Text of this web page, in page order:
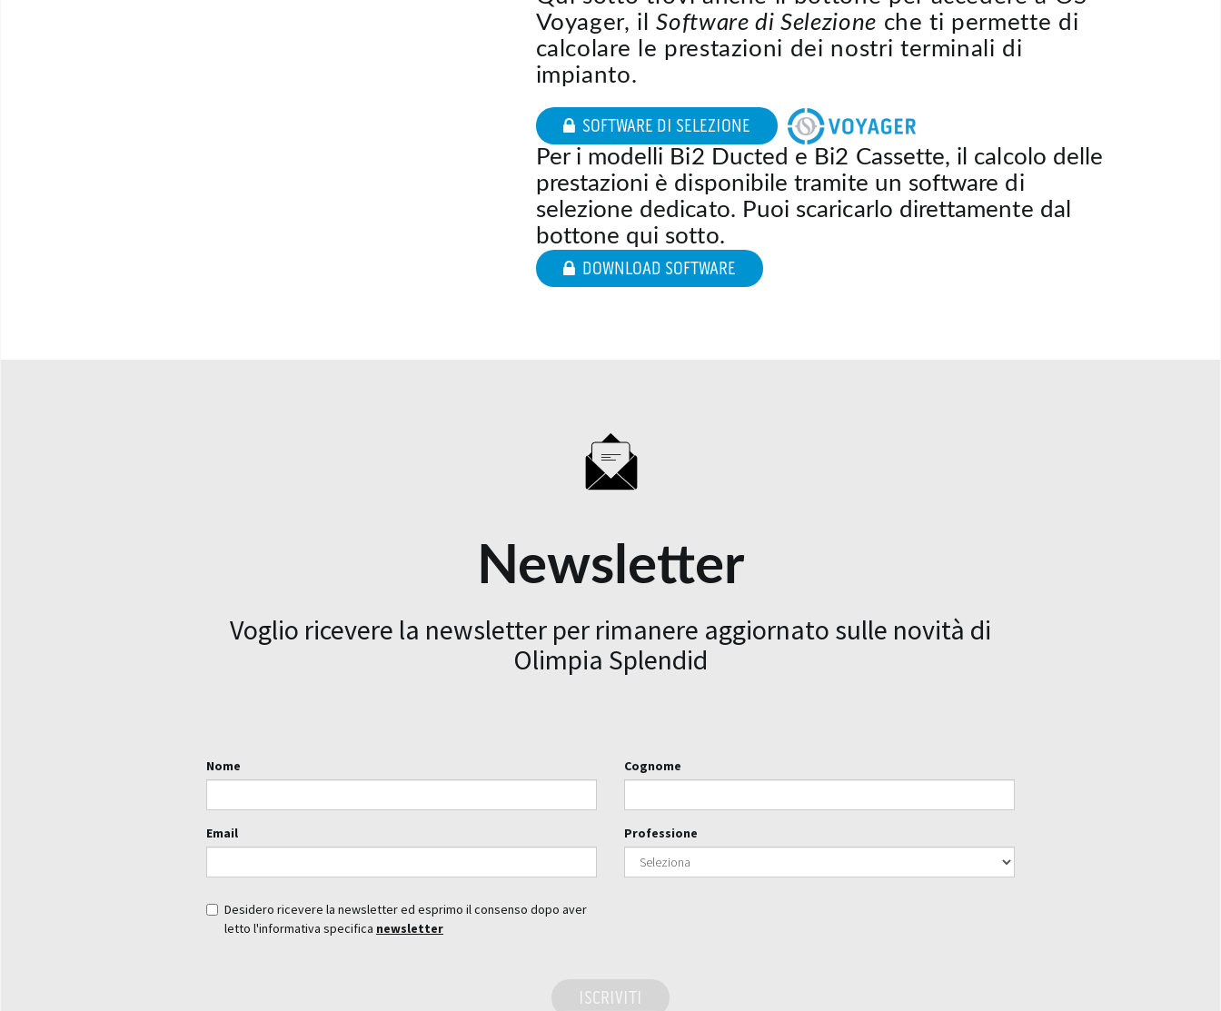
Voyager, ilSoftware di Selezione che ti permette di
calcolare le prestazioni dei nostri terminali di
impianto.
SOFTWARE DI SELEZIONE
Per i modelli Bi2 Ducted e Bi2 Cassette, il calcolo delle
prestazioni è disponibile tramite un software di
selezione dedicato. Puoi scaricarlo direttamente dal
bottone qui sotto.
DOWNLOAD SOFTWARE
Newsletter
Voglio ricevere la newsletter per rimanere aggiornato sulle novità di
Olimpia Splendid
Nome Cognome
Email Professione
Desidero ricevere la newsletter ed esprimo il consenso dopo aver
letto l'informativa specifica newsletter
ISCRIVITI